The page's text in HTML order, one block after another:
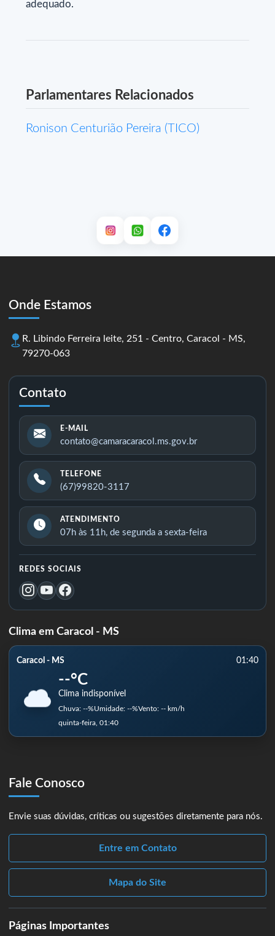
adequado.
Parlamentares Relacionados
Ronison Centurião Pereira (TICO)
Onde Estamos
R. Libindo Ferreira leite, 251 - Centro, Caracol - MS,
79270-063
Contato
E-MAIL
contato@camaracaracol.ms.gov.br
TELEFONE
(67)99820-3117
ATENDIMENTO
07h às 11h, de segunda a sexta-feira
REDES SOCIAIS
Clima em Caracol - MS
Caracol - MS 01:40
--°C
Clima indisponível
Chuva: --%Umidade: --%Vento: -- km/h
quinta-feira, 01:40
Fale Conosco
Envie suas dúvidas, críticas ou sugestões diretamente para nós.
Entre em Contato
Mapa do Site
Páginas Importantes